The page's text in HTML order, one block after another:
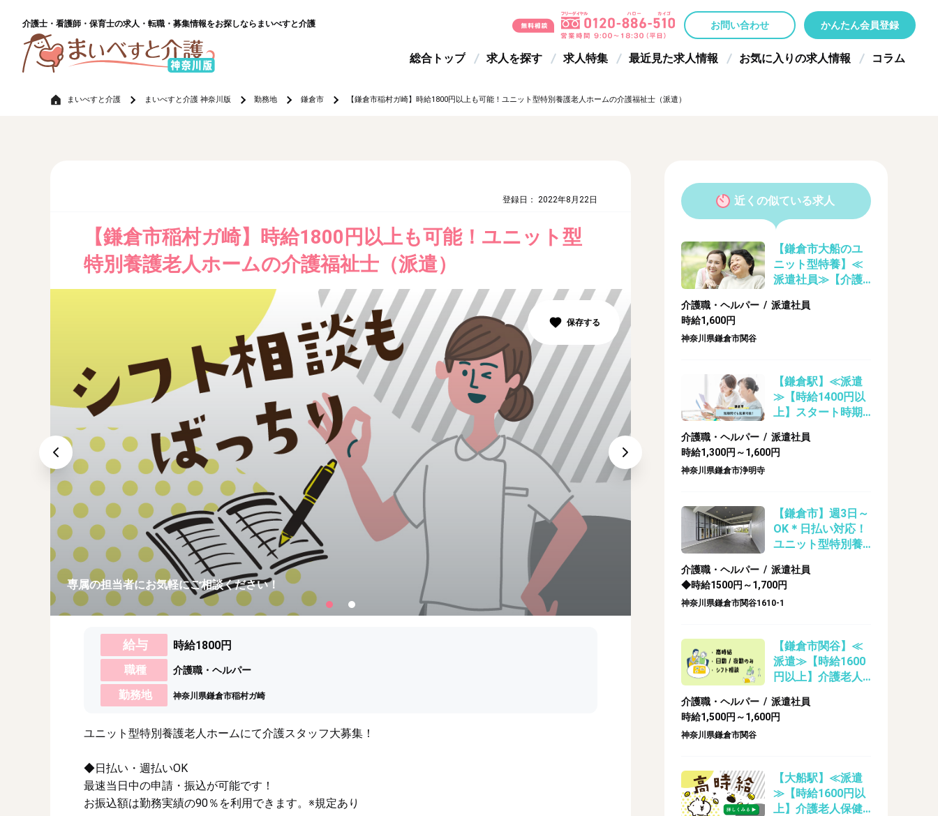
介護士・看護師・保育士の求人・転職・募集情報をお探しならまいべすと介護 お問い合わせ かんたん会員登録
総合トップ 求人を探す 求人特集 最近見た求人情報 お気に入りの求人情報 コラム
まいべすと介護 まいべすと介護 神奈川版 勤務地 鎌倉市 【鎌倉市稲村ガ崎】時給1800円以上も可能！ユニット型特別養護老人ホームの介護福祉士（派遣）
登録日： 2022年8月22日
【鎌倉市稲村ガ崎】時給1800円以上も可能！ユニット型
特別養護老人ホームの介護福祉士（派遣）
専属の担当者にお気軽にご相談ください！ 日払い・週払いOK！詳細はお問い合わせください！
給与
時給1800円
職種
介護職・ヘルパー
勤務地 神奈川県鎌倉市稲村ガ崎
ユニット型特別養護老人ホームにて介護スタッフ大募集！
◆日払い・週払いOK
最速当日中の申請・振込が可能です！
お振込額は勤務実績の90％を利用できます。※規定あり
近くの似ている求人
【鎌倉市大船のユ
ニット型特養】≪
派遣社員≫【介護
円～OK！☆大船駅
介護職・ヘルパー / 派遣社員
時給1,600円
神奈川県鎌倉市関谷
【鎌倉駅】≪派遣
≫【時給1400円以
上】スタート時期
スでの介護
介護職・ヘルパー / 派遣社員
時給1,300円～1,600円
神奈川県鎌倉市浄明寺
【鎌倉市】週3日～
OK＊日払い対応！
ユニット型特別養
アスタッフ（派
遣）
介護職・ヘルパー / 派遣社員
◆時給1500円～1,700円
神奈川県鎌倉市関谷1610-1
【鎌倉市関谷】≪
派遣≫【時給1600
円以上】介護老人
タッフ
介護職・ヘルパー / 派遣社員
時給1,500円～1,600円
神奈川県鎌倉市関谷
【大船駅】≪派遣
≫【時給1600円以
上】介護老人保健